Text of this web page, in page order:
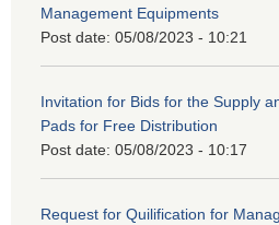
Management Equipments
Post date: 05/08/2023 - 10:21
Invitation for Bids for the Supply
Pads for Free Distribution
Post date: 05/08/2023 - 10:17
Request for Quilification for